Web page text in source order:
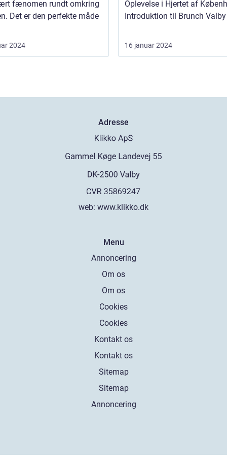
fænomen rundt omkring
Det er den perfekte måde
2024
Oplevelse i Hjertet af
16 januar 2024
Adresse
web: www.klikko.dk
Menu
Annoncering
Om os
Om os
Cookies
Cookies
Kontakt os
Kontakt os
Sitemap
Sitemap
Annoncering